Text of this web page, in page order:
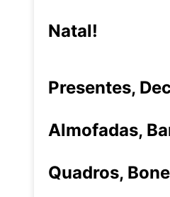
Natal!
Presentes,
Almofadas,
Quadros,